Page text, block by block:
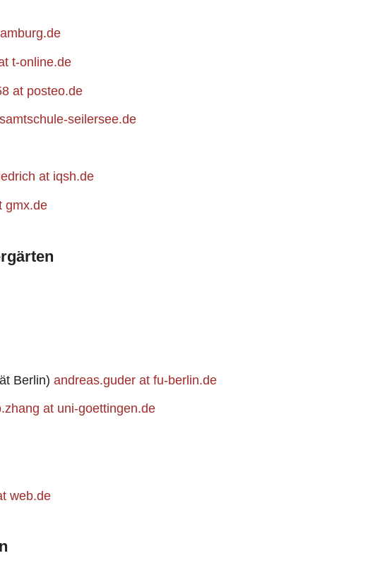
t-online.de
at posteo.de
seilersee.de
at iqsh.de
gmx.de
Berlin) andreas.guder at fu-berlin.de
at uni-goettingen.de
web.de